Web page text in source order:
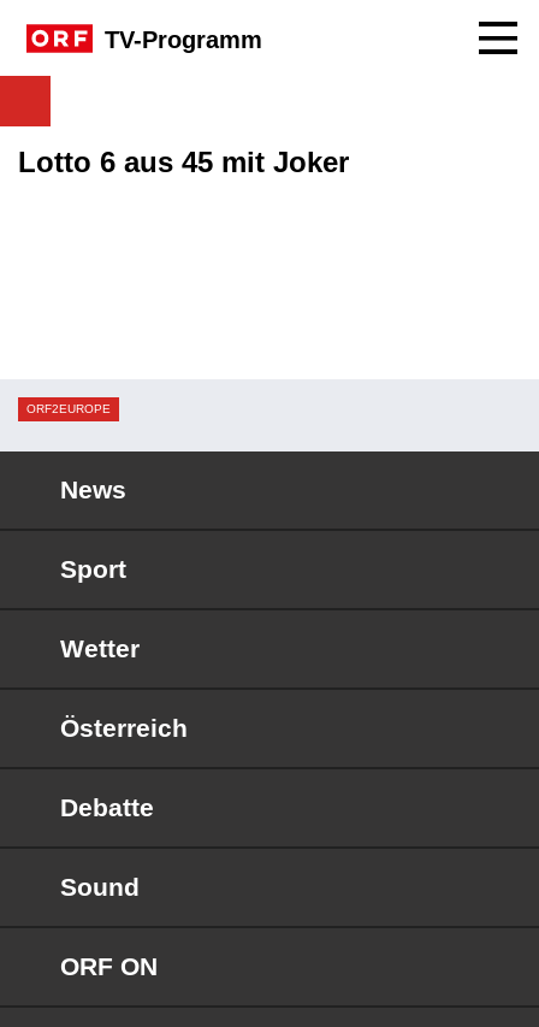
TV-Programm
Lotto 6 aus 45 mit Joker
ORF2EUROPE
News
Sport
Wetter
Österreich
Debatte
Sound
ORF ON